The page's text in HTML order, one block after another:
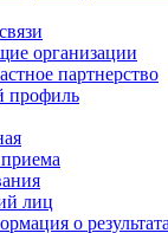
организации
партнерство
профиль
лиц
о